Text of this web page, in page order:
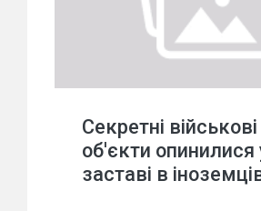
Секретні військові
об'єкти опинилися
заставі в